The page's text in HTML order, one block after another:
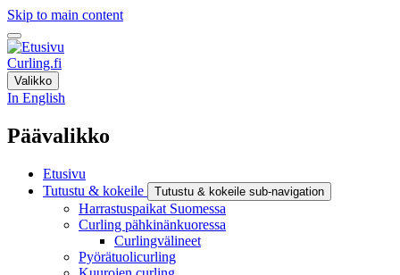
Skip to main content
Curling.fi
Valikko
In English
Päävalikko
Etusivu
Tutustu & kokeile
Tutustu & kokeile sub-navigation
Harrastuspaikat Suomessa
Curling pähkinänkuoressa
Curlingvälineet
Pyörätuolicurling